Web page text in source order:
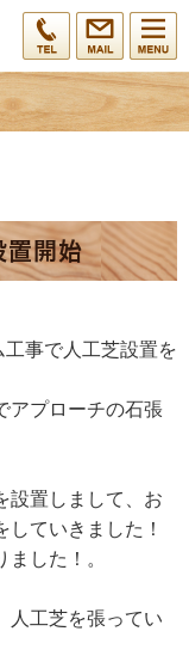
置開始
事で人工芝設置を
アプローチの石張
設置しまして、お
ていきました！
した！。
人工芝を張ってい